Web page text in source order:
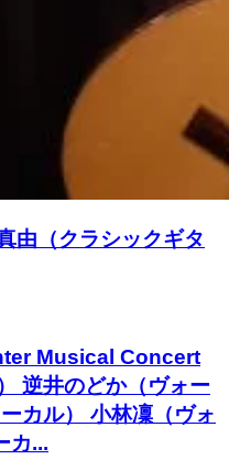
由（クラシックギタ
Musical Concert
逆井のどか（ヴォー
カル） 小林凜（ヴォ
カ...